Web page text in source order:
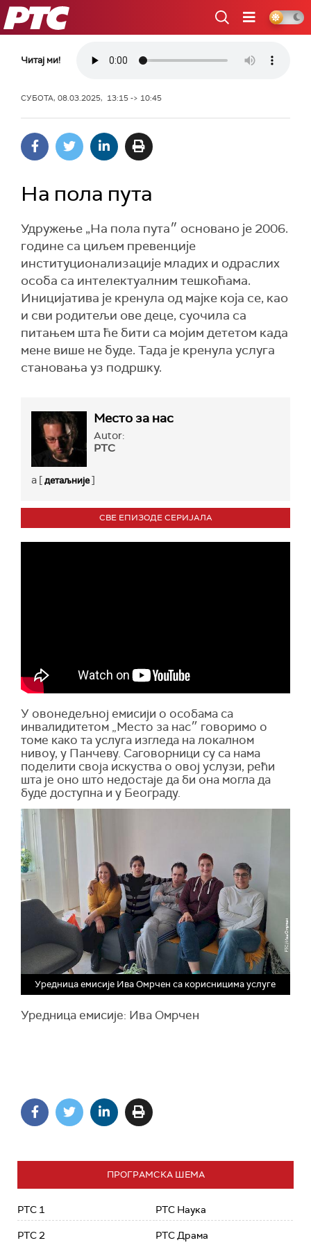
РТС
Читај ми!
СУБОТА, 08.03.2025, 13:15 -> 10:45
На пола пута
Удружење „На пола пута״ основано је 2006.
године са циљем превенције
институционализације младих и одраслих
особа са интелектуалним тешкоћама.
Иницијатива је кренула од мајке која се, као
и сви родитељи ове деце, суочила са
питањем шта ће бити са мојим дететом када
мене више не буде. Тада је кренула услуга
становања уз подршку.
Место за нас
Autor:
РТС
a [детаљније]
СВЕ ЕПИЗОДЕ СЕРИЈАЛА
У овонедељној емисији о особама са
инвалидитетом „Место за нас
говоримо о
томе како та услуга изгледа на локалном
нивоу, у Панчеву. Саговорници су са нама
поделити своја искуства о овој услузи, рећи
шта је оно што недостаје да би она могла да
буде доступна и у Београду.
Уредница емисије Ива Омрчен са корисницима услуге
Уредница емисије: Ива Омрчен
ПРОГРАМСКА ШЕМА
РТС 1
РТС 2
РТС Наука
РТС Драма